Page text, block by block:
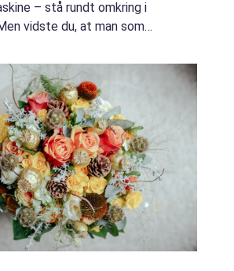
– stå rundt omkring i
vidste du, at man som
eller en kaffevogn? Book en
en kaffekna...